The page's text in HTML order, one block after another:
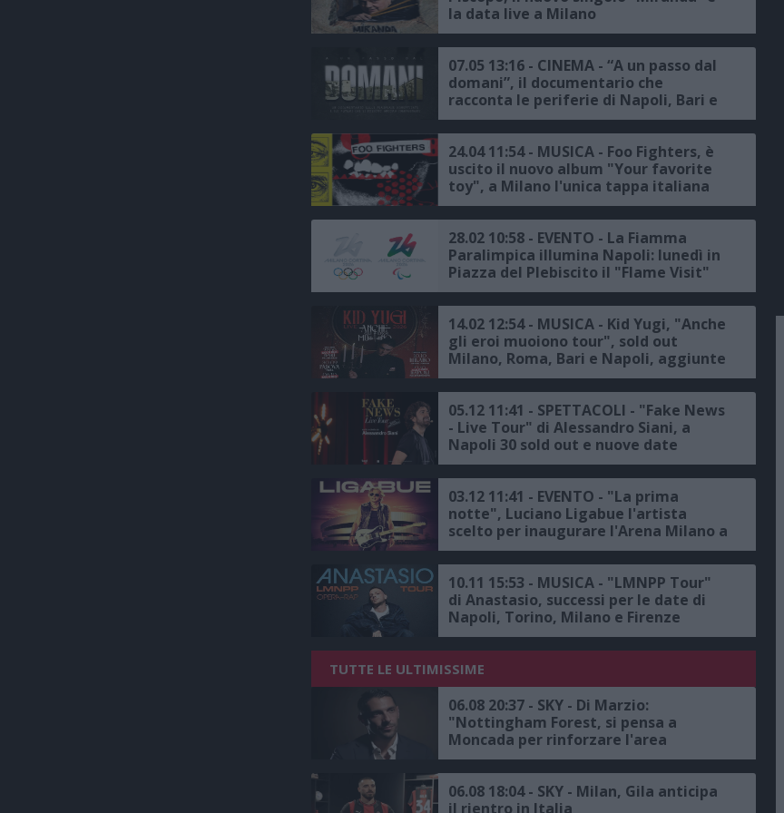
la data live a Milano
07.05 13:16 - CINEMA - “A un passo dal
domani”, il documentario che
racconta le periferie di Napoli, Bari e
Siracusa, la presentazione a Milano
24.04 11:54 - MUSICA - Foo Fighters, è
uscito il nuovo album "Your favorite
toy", a Milano l'unica tappa italiana
del tour
28.02 10:58 - EVENTO - La Fiamma
Paralimpica illumina Napoli: lunedì in
Piazza del Plebiscito il "Flame Visit"
per Milano Cortina 2026
14.02 12:54 - MUSICA - Kid Yugi, "Anche
gli eroi muoiono tour", sold out
Milano, Roma, Bari e Napoli, aggiunte
due nuove date
05.12 11:41 - SPETTACOLI - "Fake News
- Live Tour" di Alessandro Siani, a
Napoli 30 sold out e nuove date
aperte, triplicati gli spettacoli a Bari,
Roma, Bologna, Milano e Avellino,
doppio appuntamento a Zurigo
03.12 11:41 - EVENTO - "La prima
notte", Luciano Ligabue l'artista
scelto per inaugurare l'Arena Milano a
Santa Giulia
10.11 15:53 - MUSICA - "LMNPP Tour"
di Anastasio, successi per le date di
Napoli, Torino, Milano e Firenze
TUTTE LE ULTIMISSIME
06.08 20:37 - SKY - Di Marzio:
"Nottingham Forest, si pensa a
Moncada per rinforzare l'area
sportiva, proposta all'ex dirigente del
Milan"
06.08 18:04 - SKY - Milan, Gila anticipa
il rientro in Italia